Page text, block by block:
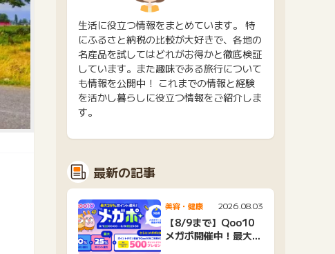
生活に役立つ情報をまとめています。 特
にふるさと納税の比較が大好きで、各地の
名産品を試してはどれがお得かと徹底検証
しています。また趣味である旅行について
も情報を公開中！ これまでの情報と経験
を活かし暮らしに役立つ情報をご紹介しま
す。
最新の記事
美容・健康 2026.08.03
【8/9まで】Qoo10
メガポ開催中！最大